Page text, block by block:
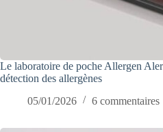
Le laboratoire de poche Allergen
détection des allergènes
05/01/2026
6 commentaires